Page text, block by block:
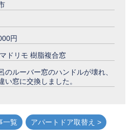
円
ドリモ 樹脂複合窓
のルーバー窓のハンドルが壊れ、
い窓に交換しました。
一覧 アパートドア取替え >